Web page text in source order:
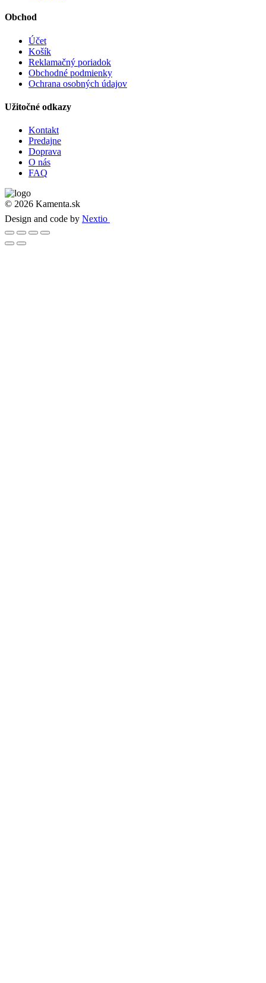
Obchod
Účet
Košík
Reklamačný poriadok
Obchodné podmienky
Ochrana osobných údajov
Užitočné odkazy
Kontakt
Predajne
Doprava
O nás
FAQ
© 2026 Kamenta.sk
Design and code by Nextio